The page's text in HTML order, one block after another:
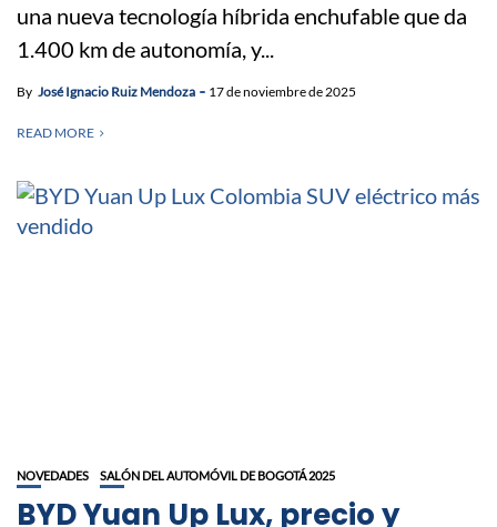
una nueva tecnología híbrida enchufable que da
1.400 km de autonomía, y...
By José Ignacio Ruiz Mendoza 17 de noviembre de 2025
READ MORE
NOVEDADES SALÓN DEL AUTOMÓVIL DE BOGOTÁ 2025
BYD Yuan Up Lux, precio y